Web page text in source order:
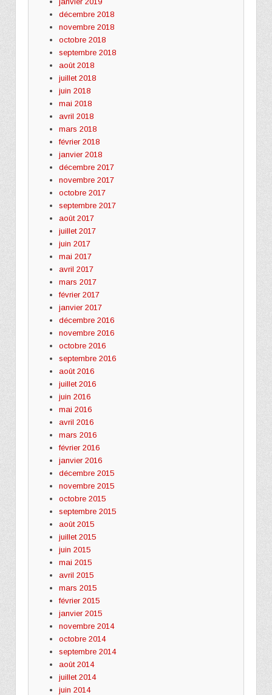
décembre 2018
novembre 2018
octobre 2018
septembre 2018
août 2018
juillet 2018
juin 2018
mai 2018
avril 2018
mars 2018
février 2018
janvier 2018
décembre 2017
novembre 2017
octobre 2017
septembre 2017
août 2017
juillet 2017
juin 2017
mai 2017
avril 2017
mars 2017
février 2017
janvier 2017
décembre 2016
novembre 2016
octobre 2016
septembre 2016
août 2016
juillet 2016
juin 2016
mai 2016
avril 2016
mars 2016
février 2016
janvier 2016
décembre 2015
novembre 2015
octobre 2015
septembre 2015
août 2015
juillet 2015
juin 2015
mai 2015
avril 2015
mars 2015
février 2015
janvier 2015
novembre 2014
octobre 2014
septembre 2014
août 2014
juillet 2014
juin 2014